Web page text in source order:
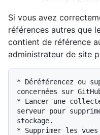
Si vous avez
références autres que
contient de référence
administrateur de site
* Déréférencez ou
concernées sur
* Lancer une
serveur pour
stockage.
* Supprimer les vues